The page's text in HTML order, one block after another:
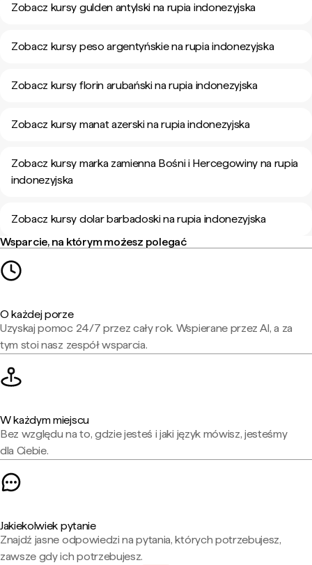
Zobacz kursy gulden antylski na rupia indonezyjska
Zobacz kursy peso argentyńskie na rupia indonezyjska
Zobacz kursy florin arubański na rupia indonezyjska
Zobacz kursy manat azerski na rupia indonezyjska
Zobacz kursy marka zamienna Bośni i Hercegowiny na rupia
indonezyjska
Zobacz kursy dolar barbadoski na rupia indonezyjska
Wsparcie, na którym możesz polegać
O każdej porze
Uzyskaj pomoc 24/7 przez cały rok. Wspierane przez AI, a za
tym stoi nasz zespół wsparcia.
W każdym miejscu
Bez względu na to, gdzie jesteś i jaki język mówisz, jesteśmy
dla Ciebie.
Jakiekolwiek pytanie
Znajdź jasne odpowiedzi na pytania, których potrzebujesz,
zawsze gdy ich potrzebujesz.